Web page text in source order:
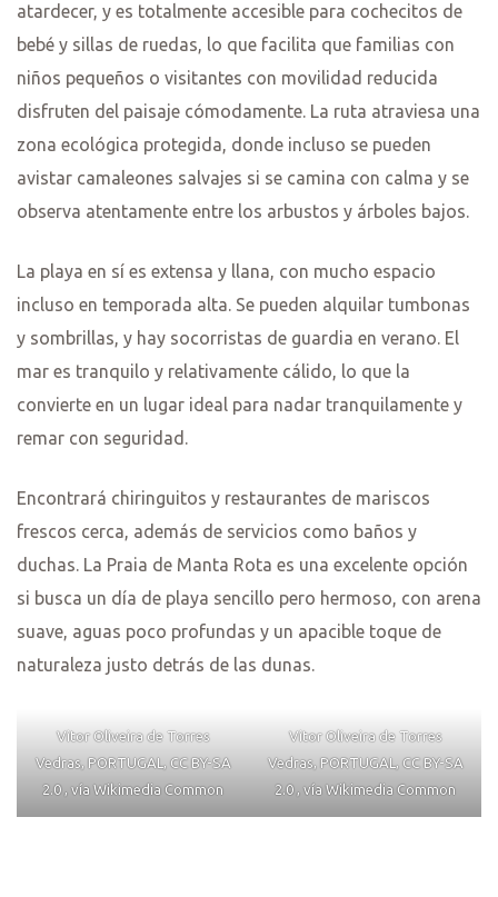
atardecer, y es totalmente accesible para cochecitos de
bebé y sillas de ruedas, lo que facilita que familias con
niños pequeños o visitantes con movilidad reducida
disfruten del paisaje cómodamente. La ruta atraviesa una
zona ecológica protegida, donde incluso se pueden
avistar camaleones salvajes si se camina con calma y se
observa atentamente entre los arbustos y árboles bajos.
La playa en sí es extensa y llana, con mucho espacio
incluso en temporada alta. Se pueden alquilar tumbonas
y sombrillas, y hay socorristas de guardia en verano. El
mar es tranquilo y relativamente cálido, lo que la
convierte en un lugar ideal para nadar tranquilamente y
remar con seguridad.
Encontrará chiringuitos y restaurantes de mariscos
frescos cerca, además de servicios como baños y
duchas. La Praia de Manta Rota es una excelente opción
si busca un día de playa sencillo pero hermoso, con arena
suave, aguas poco profundas y un apacible toque de
naturaleza justo detrás de las dunas.
Vitor Oliveira de Torres
Vedras, PORTUGAL, CC BY-SA
2.0 , vía Wikimedia Common
Vitor Oliveira de Torres
Vedras, PORTUGAL, CC BY-SA
2.0 , vía Wikimedia Common